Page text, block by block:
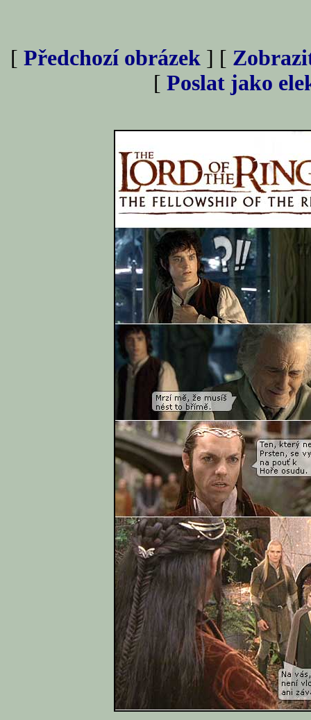
[ Předchozí obrázek ] [
[ Poslat jako